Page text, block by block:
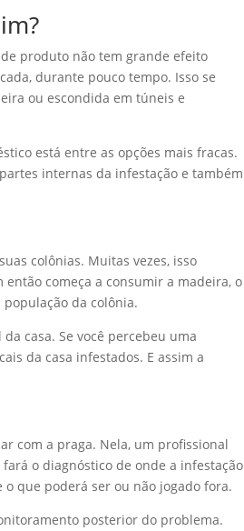
produto não tem grande efeito
durante pouco tempo. Isso se
ou escondida em túneis e
está entre as opções mais fracas.
internas da infestação e também
colônias. Muitas vezes, isso
começa a consumir a madeira, o
da colônia.
casa. Se você percebeu uma
da casa infestados. E assim a
com a praga. Nela, um profissional
o diagnóstico de onde a infestação
que poderá ser ou não jogado fora.
posterior do problema.